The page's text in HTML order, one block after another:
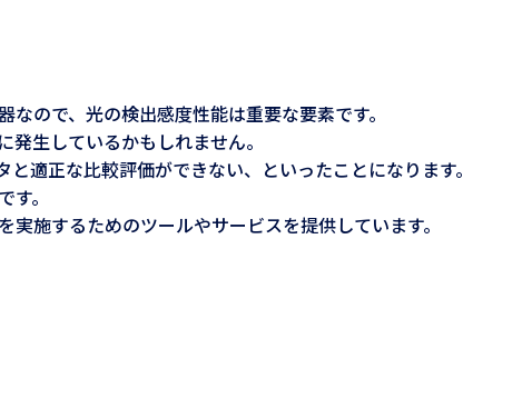
ので、光の検出感度性能は重要な要素です。
生しているかもしれません。
適正な比較評価ができない、といったことになります。
。
施するためのツールやサービスを提供しています。